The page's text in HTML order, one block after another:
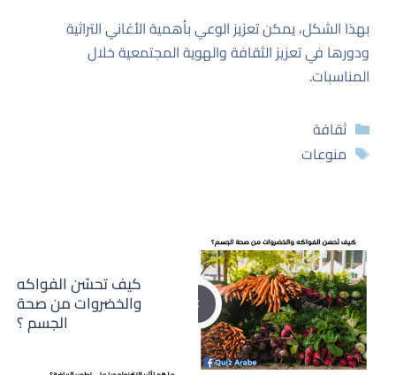
بهذا الشكل، يمكن تعزيز الوعي بأهمية الأغاني التراثية
ودورها في تعزيز الثقافة والهوية المجتمعية خلال
المناسبات.
التصنيفات
ثقافة
الوسوم
منوعات
كيف تحسّن الفواكه
والخضروات من صحة
الجسم ؟